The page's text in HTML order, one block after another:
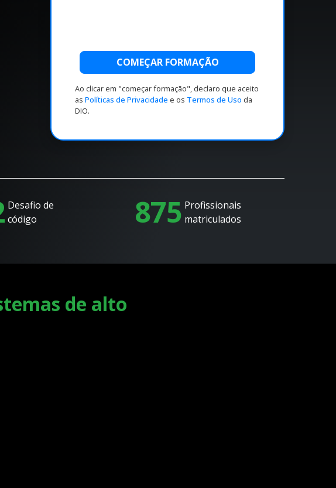
COMEÇAR FORMAÇÃO
Ao clicar em "começar formação", declaro que aceito
as Políticas de Privacidade e os Termos de Uso da
DIO.
Desafio de
código
875 Profissionais
matriculados
de alto